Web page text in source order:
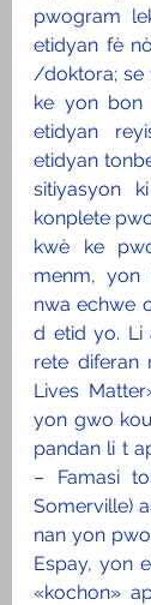
pwogram
etidyan fè
/doktora; se
ke yon bon
etidyan
etidyan
sitiyasyon
konplete
kwè ke
menm, yon
nwa echwe
d etid yo. Li
rete diferan
Lives
yon gwo
pandan li t
– Famasi
Somerville)
nan yon
Espay, yon
«kochon»